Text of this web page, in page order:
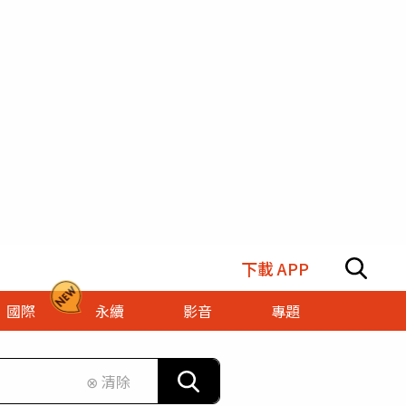
下載 APP
國際 永續 影音
專題
⊗ 清除